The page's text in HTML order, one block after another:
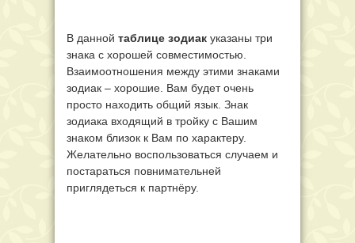
В данной таблице зодиак указаны три
знака с хорошей совместимостью.
Взаимоотношения между этими знаками
зодиак – хорошие. Вам будет очень
просто находить общий язык. Знак
зодиака входящий в тройку с Вашим
знаком близок к Вам по характеру.
Желательно воспользоваться случаем и
постараться повнимательней
приглядеться к партнёру.